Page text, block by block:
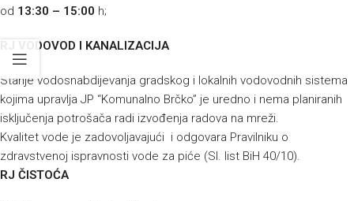
od 13:30 – 15:00 h;
RJ VODOVOD I KANALIZACIJA
Stanje vodosnabdijevanja gradskog i lokalnih vodovodnih sistema
kojima upravlja JP “Komunalno Brčko” je uredno i nema planiranih
isključenja potrošača radi izvođenja radova na mreži.
Kvalitet vode je zadovoljavajući i odgovara Pravilniku o
zdravstvenoj ispravnosti vode za piće (Sl. list BiH 40/10).
RJ ČISTOĆA